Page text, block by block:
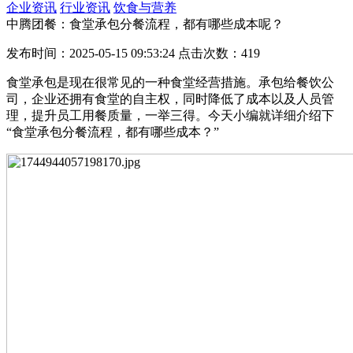
企业资讯 行业资讯 饮食与营养
中腾团餐：食堂承包分餐流程，都有哪些成本呢？
发布时间：2025-05-15 09:53:24 点击次数：419
食堂承包是现在很常见的一种食堂经营措施。承包给餐饮公
司，企业还拥有食堂的自主权，同时降低了成本以及人员管
理，提升员工用餐质量，一举三得。今天小编就详细介绍下
“食堂承包分餐流程，都有哪些成本？”